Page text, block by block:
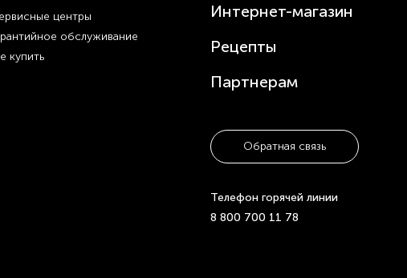
центры
обслуживание
купить
Интернет-магазин
Рецепты
Партнерам
Обратная связь
Телефон горячей линии
8 800 700 11 78